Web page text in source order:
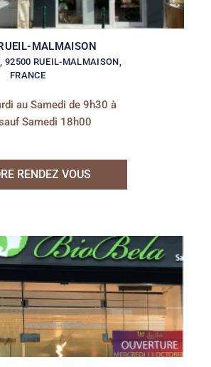
MALMAISON
92500 RUEIL-MALMAISON,
FRANCE
au Samedi de 9h30 à
Samedi 18h00
RENDEZ VOUS